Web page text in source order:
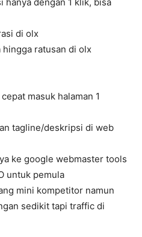
di olx
hingga ratusan di olx
masuk halaman 1
tagline/deskripsi di web
ke google webmaster tools
untuk pemula
mini kompetitor namun
sedikit tapi traffic di